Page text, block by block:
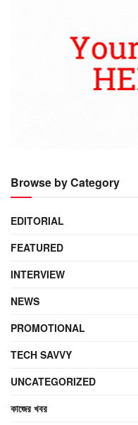
Browse by Category
EDITORIAL
FEATURED
INTERVIEW
NEWS
PROMOTIONAL
TECH SAVVY
UNCATEGORIZED
কাজের খবর